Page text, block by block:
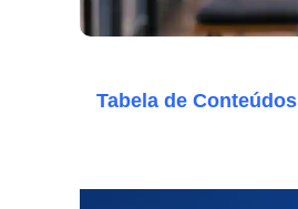
Tabela de Conteúdos